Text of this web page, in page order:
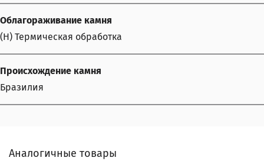
Облагораживание камня
(H) Термическая обработка
Происхождение камня
Бразилия
Аналогичные товары